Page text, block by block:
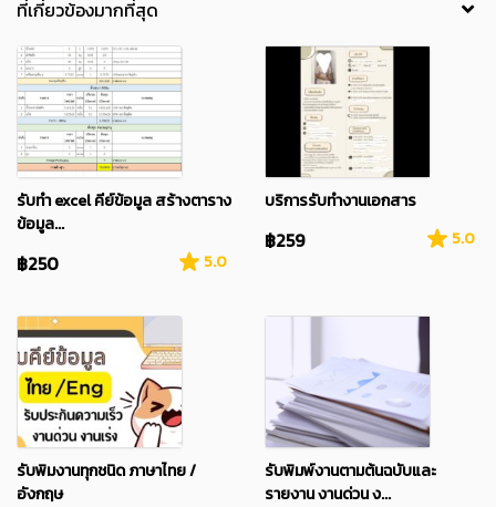
รับทำ excel คีย์ข้อมูล สร้างตาราง
ข้อมูล...
฿250 5.0
บริการรับทำงานเอกสาร
฿259 5.0
รับพิมงานทุกชนิด ภาษาไทย /
อังกฤษ
รับพิมพ์งานตามต้นฉบับและ
รายงาน งานด่วน ง...